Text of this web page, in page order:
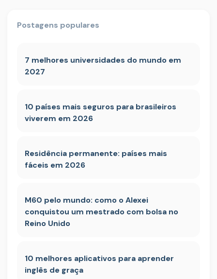
Postagens populares
7 melhores universidades do mundo em
2027
10 países mais seguros para brasileiros
viverem em 2026
Residência permanente: países mais
fáceis em 2026
M60 pelo mundo: como o Alexei
conquistou um mestrado com bolsa no
Reino Unido
10 melhores aplicativos para aprender
inglês de graça